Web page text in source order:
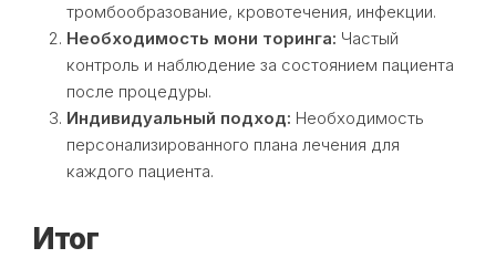
тромбообразование, кровотечения, инфекции.
Необходимость мони торинга: Частый
контроль и наблюдение за состоянием пациента
после процедуры.
Индивидуальный подход: Необходимость
персонализированного плана лечения для
каждого пациента.
Итог